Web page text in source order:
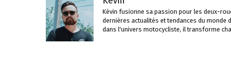
Kévin fusionne sa passion pour les deux-
dernières actualités et tendances du
dans l'univers motocycliste, il transforme